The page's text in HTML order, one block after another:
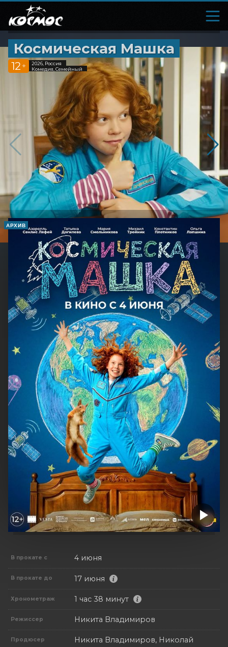
Космическая Машка
12 +
2026, Россия
Комедия, Семейный
АРХИВ
В прокате с 4 июня
В прокате до 17 июня
Хронометраж 1 час 38 минут
Режиссер Никита Владимиров
Продюсер
Никита Владимиров, Николай